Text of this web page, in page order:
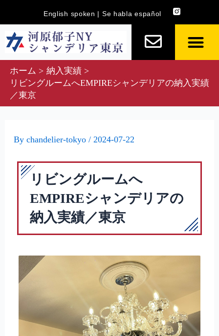
を
English spoken | Se habla español
ホーム
納入実績
リビングルームへEMPIREシャンデリアの納入実績
／東京
By chandelier-tokyo / 2024-07-22
リビングルームへ
EMPIREシャンデリアの
納入実績／東京